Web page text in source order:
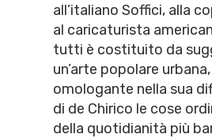
all’italiano Soffici, alla
al caricaturista
tutti è costituito da
un’arte popolare
omologante nella sua
di de Chirico le cose
della quotidianità più